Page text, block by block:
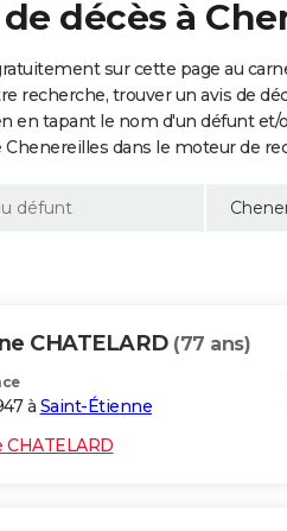
décès à
sur cette page au
recherche, trouver un avis de
en tapant le nom d'un défunt
Chenereilles dans le moteur de
CHATELARD (77 ans)
à Saint-Étienne
CHATELARD